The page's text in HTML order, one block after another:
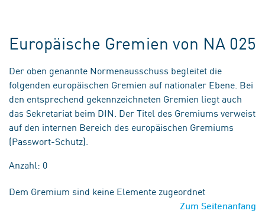
Europäische Gremien von NA 025
Der oben genannte Normenausschuss begleitet die
folgenden europäischen Gremien auf nationaler Ebene. Bei
den entsprechend gekennzeichneten Gremien liegt auch
das Sekretariat beim DIN. Der Titel des Gremiums verweist
auf den internen Bereich des europäischen Gremiums
(Passwort-Schutz).
Anzahl: 0
Dem Gremium sind keine Elemente zugeordnet
Zum Seitenanfang